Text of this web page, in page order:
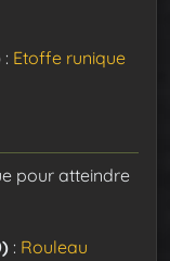
: Etoffe runique
pour atteindre
: Rouleau